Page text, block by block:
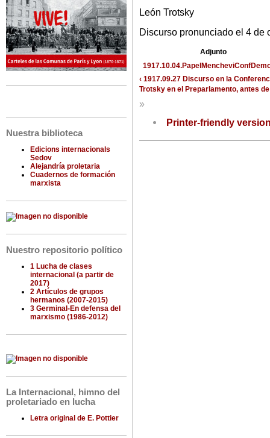
Nuestra biblioteca
Edicions internacionals
Sedov
Alejandría proletaria
Cuadernos de formación
marxista
Nuestro repositorio político
1 Lucha de clases
internacional (a partir de
2017)
2 Artículos de grupos
hermanos (2007-2015)
3 Germinal-En defensa del
marxismo (1986-2012)
La Internacional, himno del
proletariado en lucha
Letra original de E. Pottier
León Trotsky
Discurso pronunciado el 4 de
Adjunto
‹ 1917.09.27 Discurso en la
Trotsky en el Preparlamento, antes
»
Printer-friendly